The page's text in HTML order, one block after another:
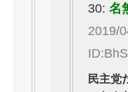
30:名
2019/
民主党